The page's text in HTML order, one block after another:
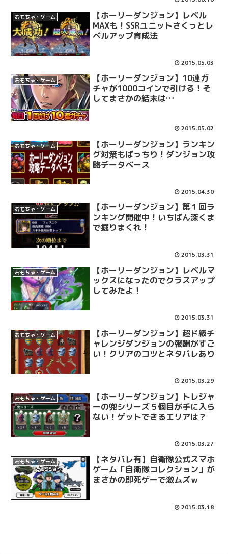
おもちゃ・ゲーム
【ホーリーダンジョン】レベル
MAXも！SSRユニットさくっとレ
ベルアップ育成法
2015.05.03
おもちゃ・ゲーム
【ホーリーダンジョン】10連ガ
チャが1000コインで引ける！そ
してまさかの結末は…
2015.05.02
おもちゃ・ゲーム
【ホーリーダンジョン】ランキン
グ対策もばっちり！ダンジョン攻
略データベース
2015.04.30
おもちゃ・ゲーム
【ホーリーダンジョン】第１回ラ
ンキング開催中！いちばん深くま
で掘りまくれ！
2015.03.31
おもちゃ・ゲーム
【ホーリーダンジョン】レベルマ
ックスになったのでクラスアップ
してみたよ！
2015.03.31
おもちゃ・ゲーム
【ホーリーダンジョン】超ド級チ
ャレンジダンジョンの報酬がすご
い！クリアのコツとネタバレあり
2015.03.29
おもちゃ・ゲーム
【ホーリーダンジョン】トレジャ
ーの兜シリーズ５個目が手に入ら
ない！ゲットできるエリアは？
2015.03.27
おもちゃ・ゲーム
【ネタバレ有】自衛隊公式スマホ
ゲーム「自衛隊コレクション」が
まさかの即死ゲーで激ムズｗ
2015.03.18